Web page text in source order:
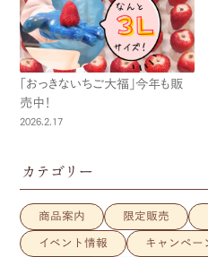
「おっきないちご大福」今年も販
売中！
2026.2.17
カテゴリー
商品案内 限定販売
イベント情報 キャンペー